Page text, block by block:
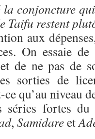
conjoncture
Taifu restent
aux
On essaie
de ne pas de
sorties de
qu’au niveau
séries fortes du
, Samidareet